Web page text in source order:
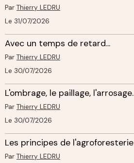
Par Thierry LEDRU
Le 31/07/2026
Avec un temps de retard...
Par Thierry LEDRU
Le 30/07/2026
L'ombrage, le paillage, l'arrosage.
Par Thierry LEDRU
Le 30/07/2026
Les principes de l'agroforesterie
Par Thierry LEDRU